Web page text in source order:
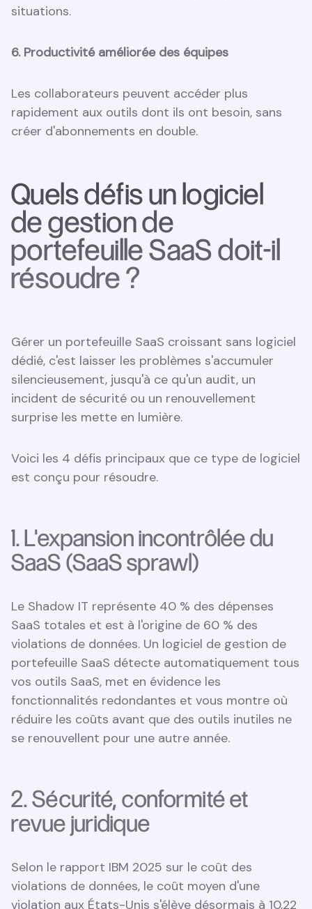
situations.
6. Productivité améliorée des équipes
Les collaborateurs peuvent accéder plus
rapidement aux outils dont ils ont besoin, sans
créer d'abonnements en double.
Quels défis un logiciel
de gestion de
portefeuille SaaS doit-il
résoudre ?
Gérer un portefeuille SaaS croissant sans logiciel
dédié, c'est laisser les problèmes s'accumuler
silencieusement, jusqu'à ce qu'un audit, un
incident de sécurité ou un renouvellement
surprise les mette en lumière.
Voici les 4 défis principaux que ce type de logiciel
est conçu pour résoudre.
1. L'expansion incontrôlée du
SaaS (SaaS sprawl)
Le Shadow IT représente 40 % des dépenses
SaaS totales et est à l'origine de 60 % des
violations de données. Un logiciel de gestion de
portefeuille SaaS détecte automatiquement tous
vos outils SaaS, met en évidence les
fonctionnalités redondantes et vous montre où
réduire les coûts avant que des outils inutiles ne
se renouvellent pour une autre année.
2. Sécurité, conformité et
revue juridique
Selon le rapport IBM 2025 sur le coût des
violations de données, le coût moyen d'une
violation aux États-Unis s'élève désormais à 10,22